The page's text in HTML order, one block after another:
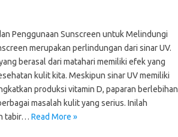
Penggunaan Sunscreen untuk Melindungi
merupakan perlindungan dari sinar UV.
berasal dari matahari memiliki efek yang
kulit kita. Meskipun sinar UV memiliki
produksi vitamin D, paparan berlebihan
masalah kulit yang serius. Inilah
tabir… Read More »